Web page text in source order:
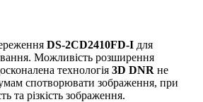
DS-2CD2410FD-I для
Можливість розширення
технологія 3D DNR не
спотворювати зображення, при
та різкість зображення.